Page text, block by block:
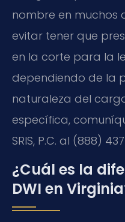
nombre en muchos
evitar tener que
en la corte para la
dependiendo de la
naturaleza del
específica,
SRIS, P.C. al (888)
¿Cuál es la
DWI en